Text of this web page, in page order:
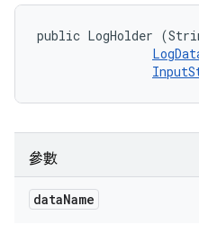
public LogHolder
參數
dataName